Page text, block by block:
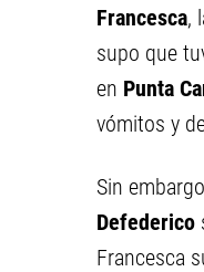
Francesca,
supo que
en Punta
vómitos y
Sin
Defederico
Francesca